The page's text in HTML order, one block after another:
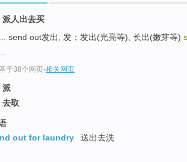
派人出去买
... send out发出, 发；发出(光亮等), 长出(嫩芽等)
基于38个网页-相关网页
派
去取
out for laundry
送出去洗